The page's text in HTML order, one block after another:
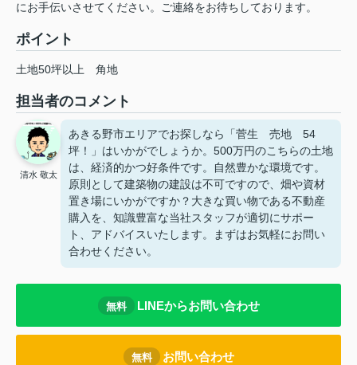
にお手伝いさせてください。ご連絡をお待ちしております。
ポイント
土地50坪以上 角地
担当者のコメント
清水 敬太
あきる野市エリアでお探しなら「菅生 売地 54
坪！」はいかがでしょうか。500万円のこちらの土地
は、経済的かつ好条件です。自然豊かな環境です。
原則として建築物の建設は不可ですので、畑や資材
置き場にいかがですか？大きな買い物である不動産
購入を、知識豊富な当社スタッフが適切にサポー
ト、アドバイスいたします。まずはお気軽にお問い
合わせください。
無料 LINEからお問い合わせ
無料 お問い合わせ